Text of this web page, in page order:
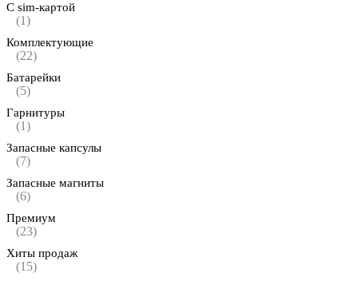
С sim-картой
(1)
Комплектующие
(22)
Батарейки
(5)
Гарнитуры
(1)
Запасные капсулы
(7)
Запасные магниты
(6)
Премиум
(23)
Хиты продаж
(15)